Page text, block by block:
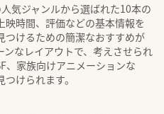
気ジャンルから選ばれた10本の
映時間、評価などの基本情報を
つけるための簡潔なおすすめが
なレイアウトで、考えさせられ
、家族向けアニメーションな
けられます。